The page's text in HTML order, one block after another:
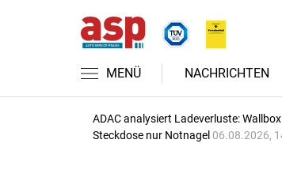
MENÜ NACHRICHTEN
ADAC analysiert Ladeverluste:
Steckdose nur Notnagel 06.08.2026,